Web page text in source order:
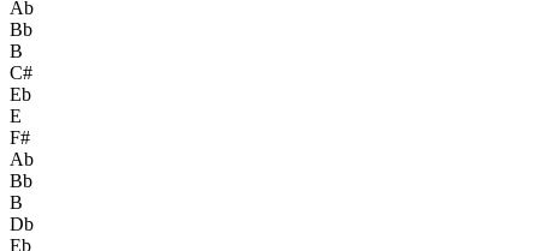
Ab
Bb
B
C#
Eb
E
F#
Ab
Bb
B
Db
Eb